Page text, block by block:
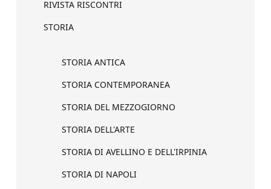
RIVISTA RISCONTRI
STORIA
STORIA ANTICA
STORIA CONTEMPORANEA
STORIA DEL MEZZOGIORNO
STORIA DELL'ARTE
STORIA DI AVELLINO E DELL'IRPINIA
STORIA DI NAPOLI